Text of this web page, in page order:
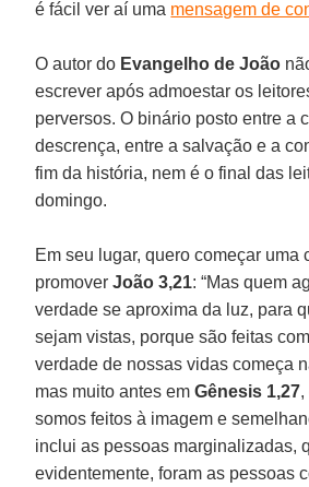
é fácil ver aí uma mensagem de
O autor do Evangelho de João
escrever após admoestar os
perversos. O binário posto entre a
descrença, entre a salvação e a
fim da história, nem é o final das
domingo.
Em seu lugar, quero começar uma
promoverJoão 3,21: “Mas quem
verdade se aproxima da luz, para
sejam vistas, porque são feitas
verdade de nossas vidas começa
mas muito antes emGênesis 1,27,
somos feitos à imagem e
inclui as pessoas marginalizadas,
evidentemente, foram as pessoas